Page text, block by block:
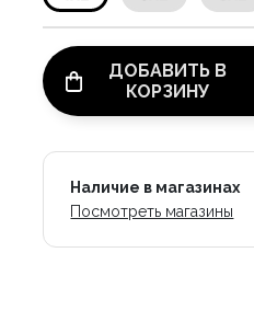
ДОБАВИТЬ В
КОРЗИНУ
Наличие в магазинах
Посмотреть магазины